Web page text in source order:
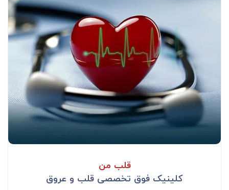
قلب من
کلینیک فوق تخصصی قلب و عروق